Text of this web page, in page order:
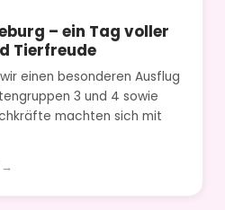
– ein Tag voller
Tierfreude
einen besonderen Ausflug
3 und 4 sowie
machten sich mit
→